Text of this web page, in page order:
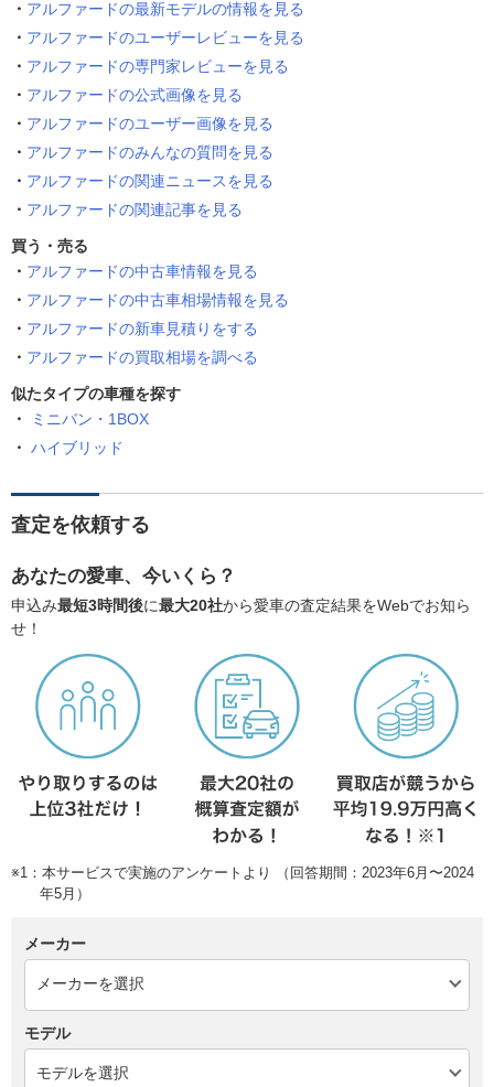
アルファードの最新モデルの情報を見る
アルファードのユーザーレビューを見る
アルファードの専門家レビューを見る
アルファードの公式画像を見る
アルファードのユーザー画像を見る
アルファードのみんなの質問を見る
アルファードの関連ニュースを見る
アルファードの関連記事を見る
買う・売る
アルファードの中古車情報を見る
アルファードの中古車相場情報を見る
アルファードの新車見積りをする
アルファードの買取相場を調べる
似たタイプの車種を探す
ミニバン・1BOX
ハイブリッド
査定を依頼する
あなたの愛車、今いくら？
申込み最短3時間後に最大20社から愛車の査定結果をWebでお知ら
せ！
※1：本サービスで実施のアンケートより （回答期間：2023年6月〜2024
年5月）
メーカー
モデル